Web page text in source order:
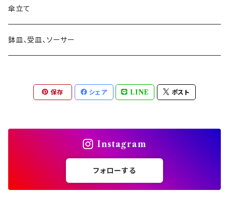
素材 ブリキ
素材 陶器
素材 プラスティック
素材 ウッド・木製
素材 アイアン・鉄製
素材 ウッド・木製
サインボード・スタンド
ハンギングベル
素材 セメント
素材 アイアン・鉄製
素材 陶器
素材 ブリキ
大きさ 9号以上
かご・バスケットの鉢カバー
蚊遣り 蚊取り線香ホルダー
日よけ帽子・グローブ
陶器
ガラス
傘立て
鉢皿、受皿、ソーサー
保存 シェア LINE ポスト
Instagram
フォローする